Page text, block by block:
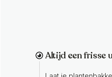
Altijd een frisse